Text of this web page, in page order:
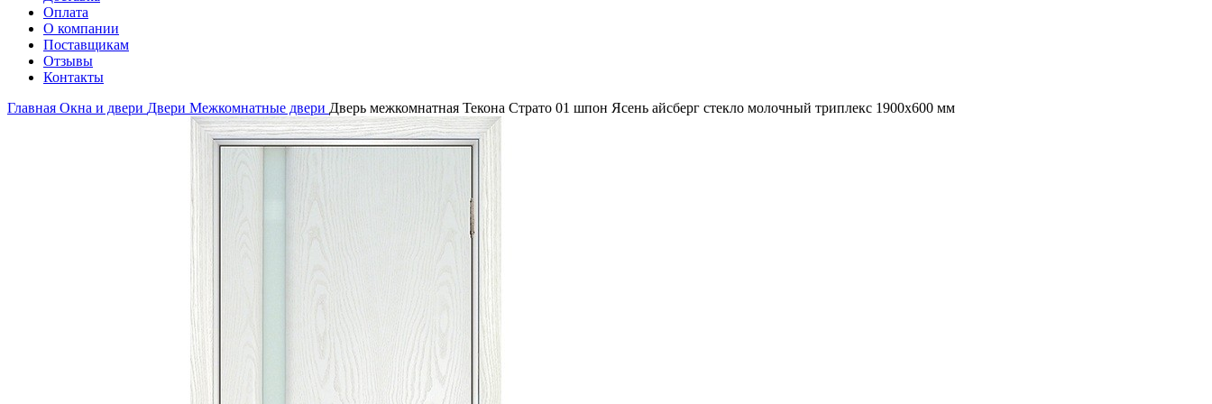
Оплата
О компании
Поставщикам
Отзывы
Контакты
Главная Окна и двери Двери Межкомнатные двери Дверь межкомнатная Текона Страто 01 шпон Ясень айсберг стекло молочный триплекс 1900х600 мм